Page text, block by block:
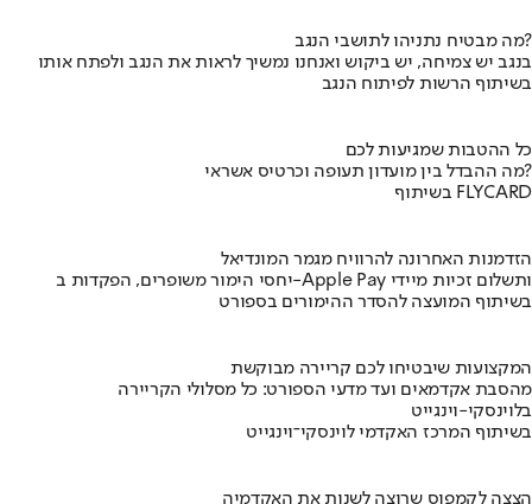
מה מבטיח נתניהו לתושבי הנגב?
בנגב יש צמיחה, יש ביקוש ואנחנו נמשיך לראות את הנגב ולפתח אותו
בשיתוף הרשות לפיתוח הנגב
כל ההטבות שמגיעות לכם
מה ההבדל בין מועדון תעופה וכרטיס אשראי?
בשיתוף FLYCARD
הזדמנות האחרונה להרוויח מגמר המונדיאל
יחסי הימור משופרים, הפקדות ב-Apple Pay ותשלום זכיות מיידי
בשיתוף המועצה להסדר ההימורים בספורט
המקצועות שיבטיחו לכם קריירה מבוקשת
מהסבת אקדמאים ועד מדעי הספורט: כל מסלולי הקריירה
בלוינסקי-וינגייט
בשיתוף המרכז האקדמי לוינסקי־וינגייט
הצצה לקמפוס שרוצה לשנות את האקדמיה